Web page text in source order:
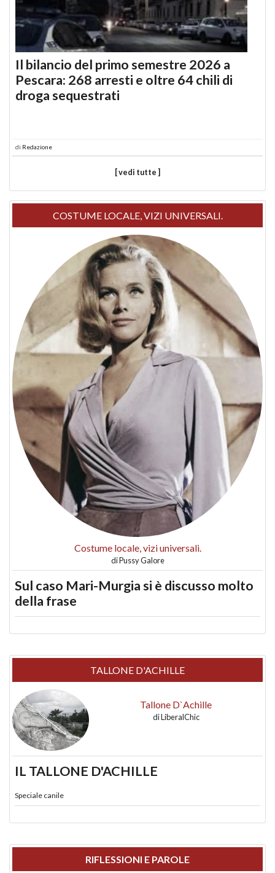
Il bilancio del primo semestre 2026 a
Pescara: 268 arresti e oltre 64 chili di
droga sequestrati
di Redazione
[ vedi tutte ]
COSTUME LOCALE, VIZI UNIVERSALI.
Costume locale, vizi universali.
diPussy Galore
Sul caso Mari-Murgia si è discusso molto
della frase
TALLONE D'ACHILLE
Tallone D`Achille
diLiberalChic
IL TALLONE D'ACHILLE
Speciale canile
RIFLESSIONI E PAROLE